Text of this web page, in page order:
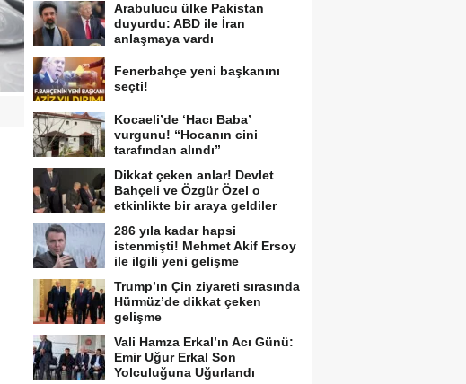
Arabulucu ülke Pakistan
duyurdu: ABD ile İran
anlaşmaya vardı
Fenerbahçe yeni başkanını
seçti!
Kocaeli’de ‘Hacı Baba’
vurgunu! “Hocanın cini
tarafından alındı”
Dikkat çeken anlar! Devlet
Bahçeli ve Özgür Özel o
etkinlikte bir araya geldiler
286 yıla kadar hapsi
istenmişti! Mehmet Akif Ersoy
ile ilgili yeni gelişme
Trump’ın Çin ziyareti sırasında
Hürmüz’de dikkat çeken
gelişme
Vali Hamza Erkal’ın Acı Günü:
Emir Uğur Erkal Son
Yolculuğuna Uğurlandı